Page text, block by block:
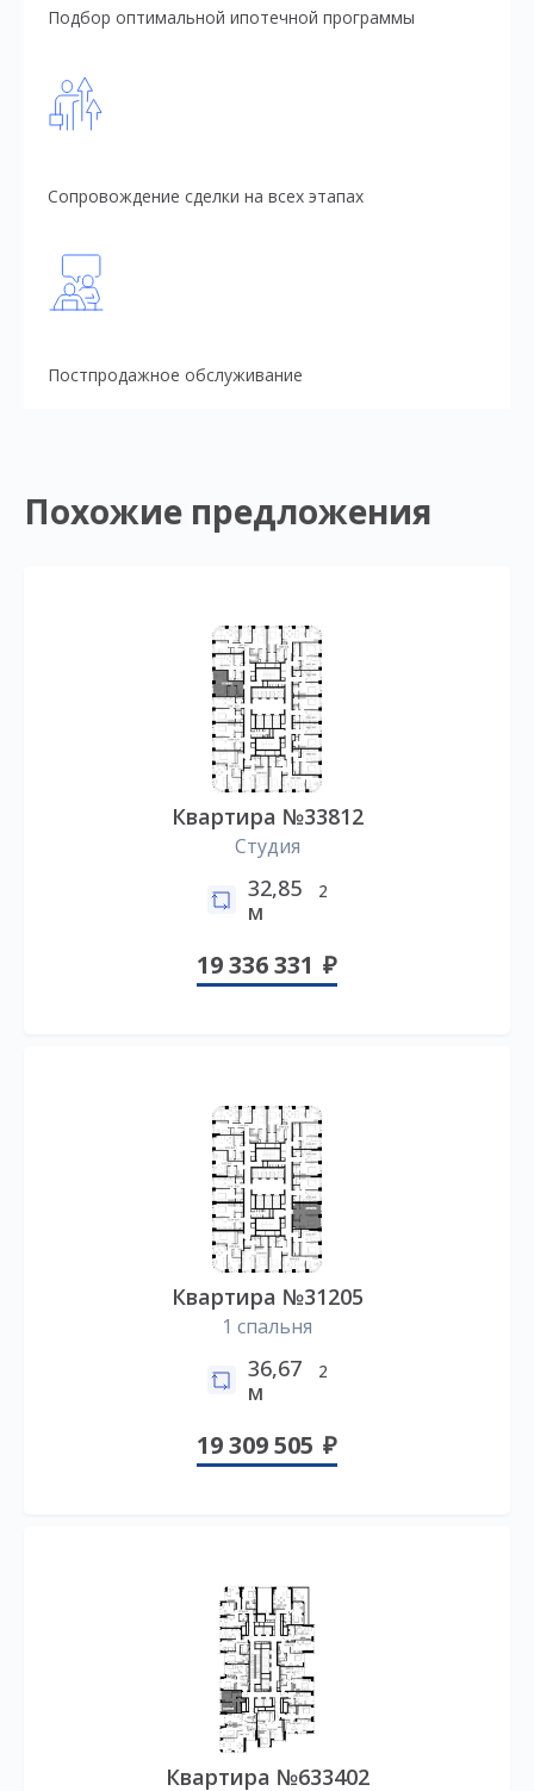
Подбор оптимальной ипотечной программы
Сопровождение сделки на всех этапах
Постпродажное обслуживание
Похожие предложения
Квартира №33812
Студия
32,85
м
2
19 336 331
Квартира №31205
1 спальня
36,67
м
2
19 309 505
Квартира №633402